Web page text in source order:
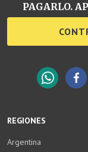
REGIONES
Argentina
PAGARLO.